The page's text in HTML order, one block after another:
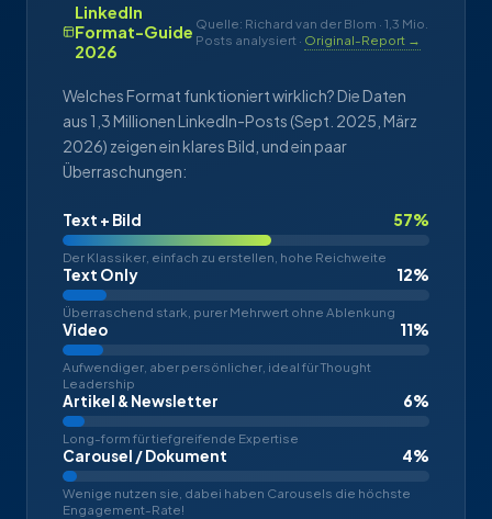
LinkedIn
Format-Guide
2026
Quelle: Richard van der Blom · 1,3 Mio.
Posts analysiert · Original-Report →
Welches Format funktioniert wirklich? Die Daten
aus 1,3 Millionen LinkedIn-Posts (Sept. 2025, März
2026) zeigen ein klares Bild, und ein paar
Überraschungen:
Text + Bild 57%
Der Klassiker, einfach zu erstellen, hohe Reichweite
Text Only 12%
Überraschend stark, purer Mehrwert ohne Ablenkung
Video 11%
Aufwendiger, aber persönlicher, ideal für Thought
Leadership
Artikel & Newsletter 6%
Long-form für tiefgreifende Expertise
Carousel / Dokument 4%
Wenige nutzen sie, dabei haben Carousels die höchste
Engagement-Rate!